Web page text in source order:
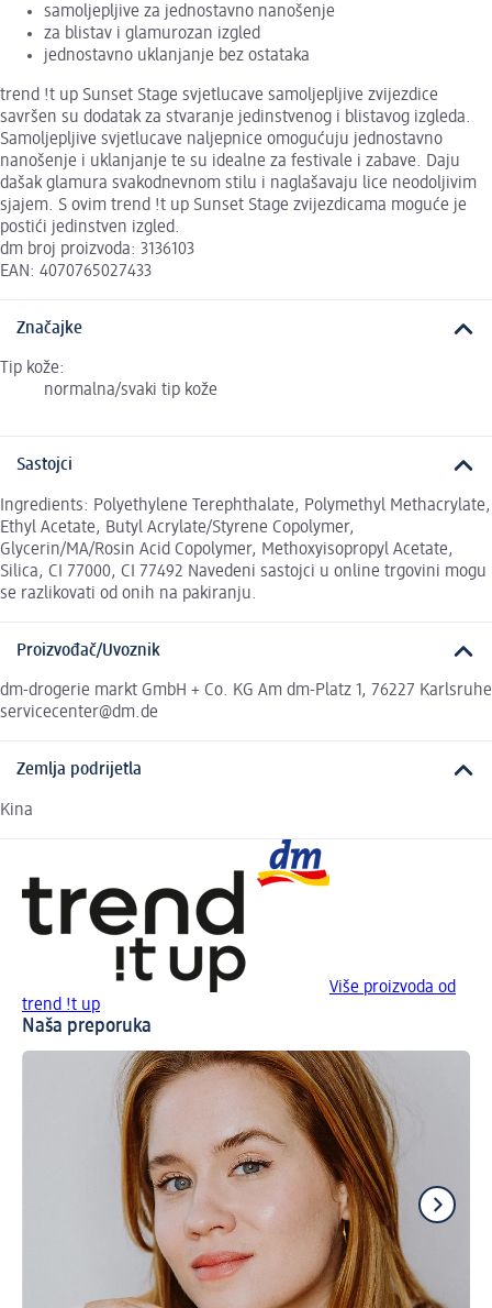
samoljepljive za jednostavno nanošenje
za blistav i glamurozan izgled
jednostavno uklanjanje bez ostataka
trend !t up Sunset Stage svjetlucave samoljepljive zvijezdice
savršen su dodatak za stvaranje jedinstvenog i blistavog izgleda.
Samoljepljive svjetlucave naljepnice omogućuju jednostavno
nanošenje i uklanjanje te su idealne za festivale i zabave. Daju
dašak glamura svakodnevnom stilu i naglašavaju lice neodoljivim
sjajem. S ovim trend !t up Sunset Stage zvijezdicama moguće je
postići jedinstven izgled.
dm broj proizvoda: 3136103
EAN: 4070765027433
Značajke
Tip kože:
normalna/svaki tip kože
Sastojci
Ingredients: Polyethylene Terephthalate, Polymethyl Methacrylate,
Ethyl Acetate, Butyl Acrylate/Styrene Copolymer,
Glycerin/MA/Rosin Acid Copolymer, Methoxyisopropyl Acetate,
Silica, CI 77000, CI 77492 Navedeni sastojci u online trgovini mogu
se razlikovati od onih na pakiranju.
Proizvođač/Uvoznik
dm-drogerie markt GmbH + Co. KG Am dm-Platz 1, 76227 Karlsruhe
servicecenter@dm.de
Zemlja podrijetla
Kina
Više proizvoda od
trend !t up
Naša preporuka